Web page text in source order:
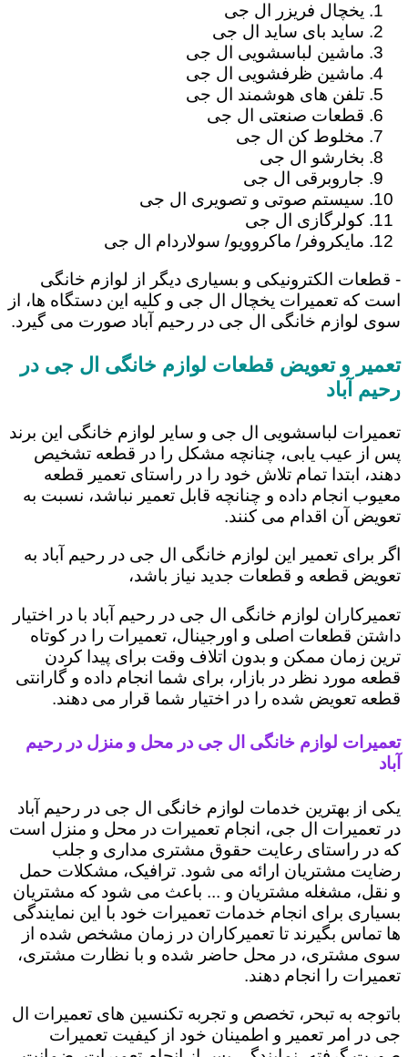
یخچال فریزر ال جی
ساید بای ساید ال جی
ماشین لباسشویی ال جی
ماشین ظرفشویی ال جی
تلفن های هوشمند ال جی
قطعات صنعتی ال جی
مخلوط کن ال جی
بخارشو ال جی
جاروبرقی ال جی
سیستم صوتی و تصویری ال جی
کولرگازی ال جی
مایکروفر/ ماکروویو/ سولاردام ال جی
- قطعات الکترونیکی و بسیاری دیگر از لوازم خانگی
است که تعمیرات یخچال ال جی و کلیه این دستگاه ها، از
سوی لوازم خانگی ال جی در رحیم ‌آباد صورت می گیرد.
تعمیر و تعویض قطعات لوازم خانگی ال جی در
رحیم ‌آباد
تعمیرات لباسشویی ال جی و سایر لوازم خانگی این برند
پس از عیب یابی، چنانچه مشکل را در قطعه تشخیص
دهند، ابتدا تمام تلاش خود را در راستای تعمیر قطعه
معیوب انجام داده و چنانچه قابل تعمیر نباشد، نسبت به
تعویض آن اقدام می کنند.
اگر برای تعمیر این لوازم خانگی ال جی در رحیم ‌آباد به
تعویض قطعه و قطعات جدید نیاز باشد،
تعمیرکاران لوازم خانگی ال جی در رحیم ‌آباد با در اختیار
داشتن قطعات اصلی و اورجینال، تعمیرات را در کوتاه
ترین زمان ممکن و بدون اتلاف وقت برای پیدا کردن
قطعه مورد نظر در بازار، برای شما انجام داده و گارانتی
قطعه تعویض شده را در اختیار شما قرار می دهند.
تعمیرات لوازم خانگی ال جی در محل و منزل در رحیم
‌آباد
یکی از بهترین خدمات لوازم خانگی ال جی در رحیم ‌آباد
در تعمیرات ال جی، انجام تعمیرات در محل و منزل است
که در راستای رعایت حقوق مشتری مداری و جلب
رضایت مشتریان ارائه می شود. ترافیک، مشکلات حمل
و نقل، مشغله مشتریان و ... باعث می شود که مشتریان
بسیاری برای انجام خدمات تعمیرات خود با این نمایندگی
ها تماس بگیرند تا تعمیرکاران در زمان مشخص شده از
سوی مشتری، در محل حاضر شده و با نظارت مشتری،
تعمیرات را انجام دهند.
باتوجه به تبحر، تخصص و تجربه تکنسین های تعمیرات ال
جی در امر تعمیر و اطمینان خود از کیفیت تعمیرات